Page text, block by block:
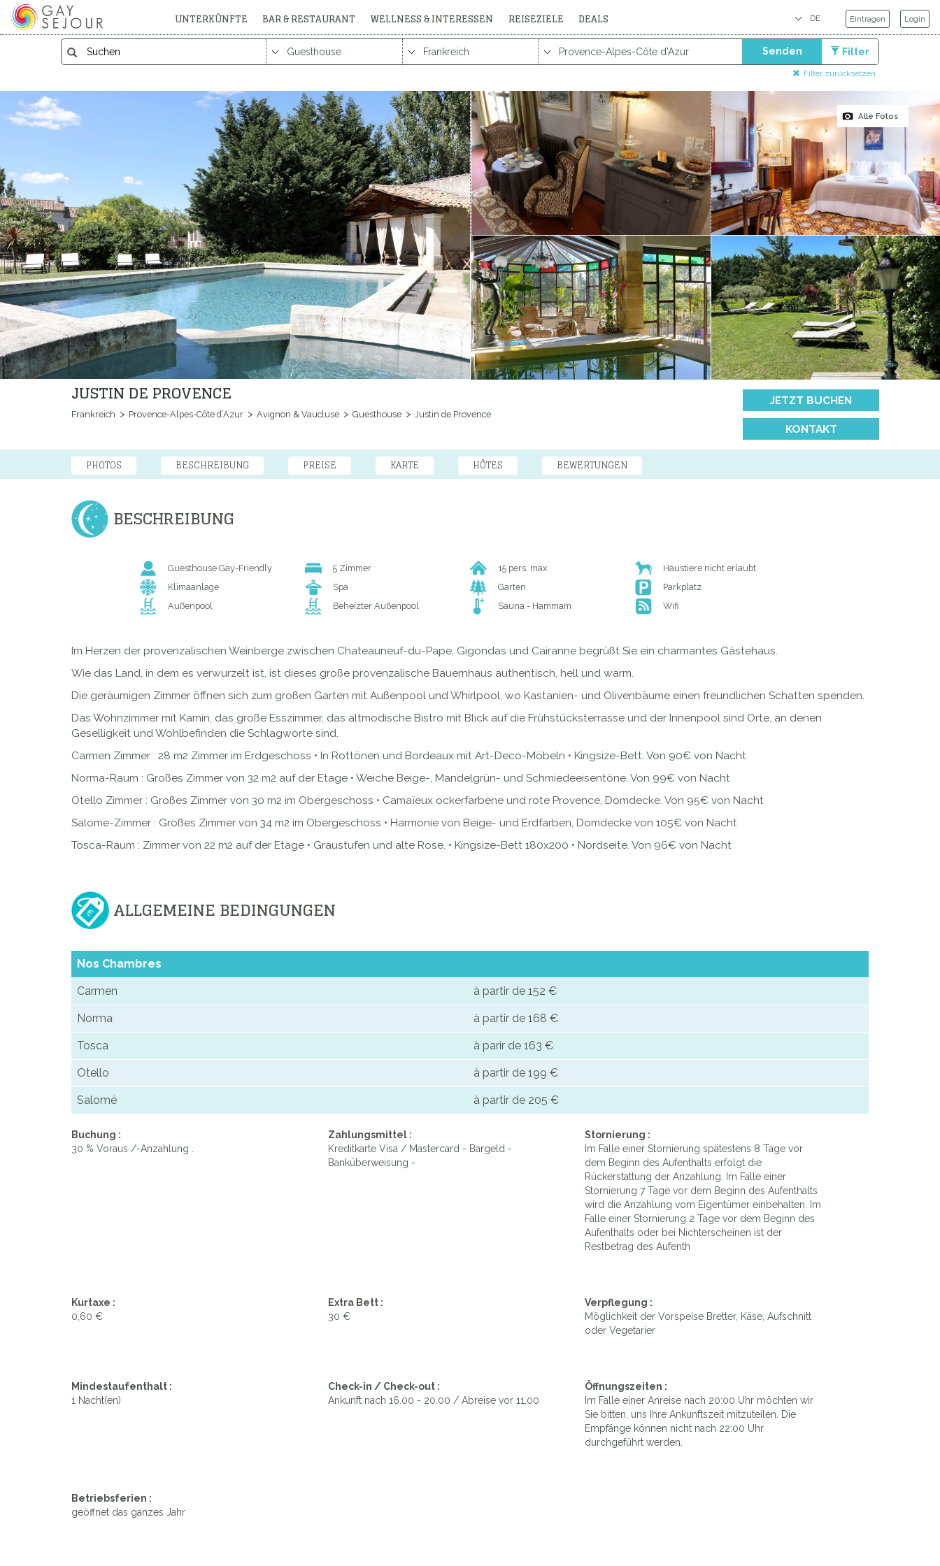
UNTERKÜNFTE BAR & RESTAURANT WELLNESS & INTERESSEN REISEZIELE DEALS Eintragen Login
Senden Filter
Filter zurücksetzen
Alle Fotos
JUSTIN DE PROVENCE
Frankreich Provence-Alpes-Côte d’Azur Avignon & Vaucluse Guesthouse Justin de Provence
JETZT BUCHEN
KONTAKT
PHOTOS BESCHREIBUNG PREISE KARTE HÔTES BEWERTUNGEN
BESCHREIBUNG
Guesthouse Gay-Friendly 5 Zimmer 15 pers. max
Haustiere nicht erlaubt
Klimaanlage
Spa Garten
Parkplatz
Außenpool
Beheizter Außenpool Sauna - Hammam Wifi
Im Herzen der provenzalischen Weinberge zwischen Chateauneuf-du-Pape, Gigondas und Cairanne begrüßt Sie ein charmantes Gästehaus.
Wie das Land, in dem es verwurzelt ist, ist dieses große provenzalische Bauernhaus authentisch, hell und warm.
Die geräumigen Zimmer öffnen sich zum großen Garten mit Außenpool und Whirlpool, wo Kastanien- und Olivenbäume einen freundlichen Schatten spenden.
Das Wohnzimmer mit Kamin, das große Esszimmer, das altmodische Bistro mit Blick auf die Frühstücksterrasse und der Innenpool sind Orte, an denen
Geselligkeit und Wohlbefinden die Schlagworte sind.
Carmen Zimmer : 28 m2 Zimmer im Erdgeschoss • In Rottönen und Bordeaux mit Art-Deco-Möbeln • Kingsize-Bett. Von 90€ von Nacht
Norma-Raum : Großes Zimmer von 32 m2 auf der Etage • Weiche Beige-, Mandelgrün- und Schmiedeeisentöne. Von 99€ von Nacht
Otello Zimmer : Großes Zimmer von 30 m2 im Obergeschoss • Camaïeux ockerfarbene und rote Provence, Domdecke. Von 95€ von Nacht
Salome-Zimmer : Großes Zimmer von 34 m2 im Obergeschoss • Harmonie von Beige- und Erdfarben, Domdecke von 105€ von Nacht
Tosca-Raum : Zimmer von 22 m2 auf der Etage • Graustufen und alte Rose. • Kingsize-Bett 180x200 • Nordseite. Von 96€ von Nacht
ALLGEMEINE BEDINGUNGEN
Nos Chambres
Carmen à partir de 152 €
Norma à partir de 168 €
Tosca à parir de 163 €
Otello à partir de 199 €
Salomé à partir de 205 €
Buchung :
30 % Voraus /-Anzahlung .
Zahlungsmittel :
Kreditkarte Visa / Mastercard - Bargeld -
Banküberweisung -
Stornierung :
Im Falle einer Stornierung spätestens 8 Tage vor
dem Beginn des Aufenthalts erfolgt die
Rückerstattung der Anzahlung. Im Falle einer
Stornierung 7 Tage vor dem Beginn des Aufenthalts
wird die Anzahlung vom Eigentümer einbehalten. Im
Falle einer Stornierung 2 Tage vor dem Beginn des
Aufenthalts oder bei Nichterscheinen ist der
Restbetrag des Aufenth
Kurtaxe :
0,60 €
Extra Bett :
30 €
Verpflegung :
Möglichkeit der Vorspeise Bretter, Käse, Aufschnitt
oder Vegetarier
Mindestaufenthalt :
1 Nacht(en)
Check-in / Check-out :
Ankunft nach 16.00 - 20.00 / Abreise vor 11.00
Öffnungszeiten :
Im Falle einer Anreise nach 20:00 Uhr möchten wir
Sie bitten, uns Ihre Ankunftszeit mitzuteilen. Die
Empfänge können nicht nach 22:00 Uhr
durchgeführt werden.
Betriebsferien :
geöffnet das ganzes Jahr